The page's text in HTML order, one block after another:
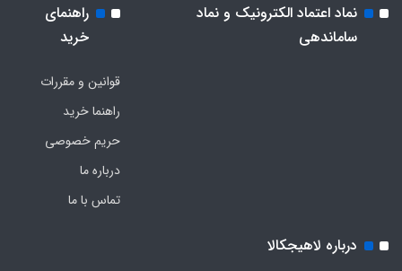
نماد اعتماد الکترونیک و نماد
ساماندهی
راهنمای
خرید
قوانین و مقررات
راهنما خرید
حریم خصوصی
درباره ما
تماس با ما
درباره لاهیجکالا